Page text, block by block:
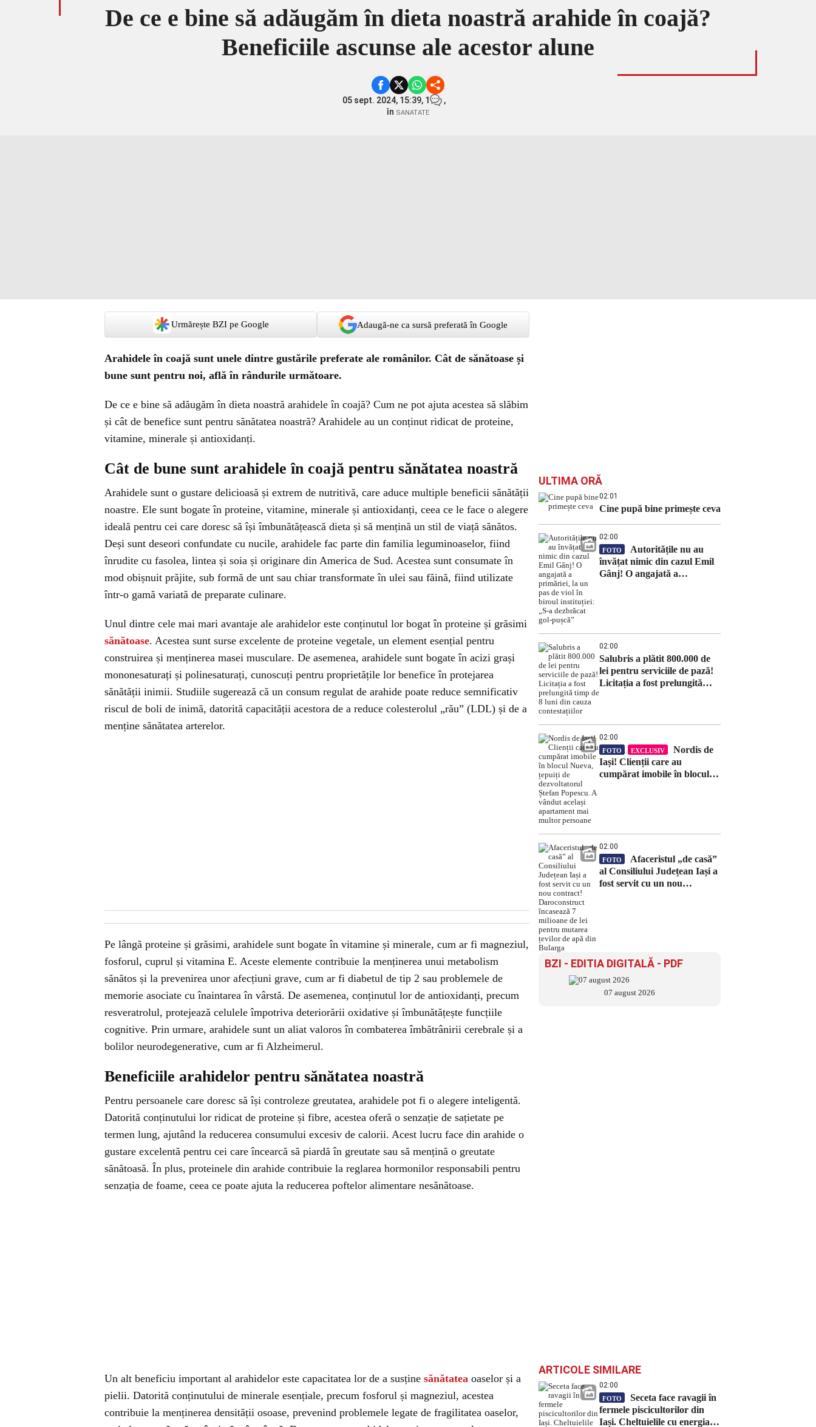
De ce e bine să adăugăm în dieta noastră arahide în coajă?
Beneficiile ascunse ale acestor alune
05 sept. 2024, 15:39, 1
,
în SANATATE
Urmărește BZI pe Google Adaugă-ne ca sursă preferată în Google
Arahidele în coajă sunt unele dintre gustările preferate ale românilor. Cât de sănătoase și
bune sunt pentru noi, află în rândurile următoare.
De ce e bine să adăugăm în dieta noastră arahidele în coajă? Cum ne pot ajuta acestea să slăbim
și cât de benefice sunt pentru sănătatea noastră? Arahidele au un conținut ridicat de proteine,
vitamine, minerale și antioxidanți.
Cât de bune sunt arahidele în coajă pentru sănătatea noastră
Arahidele sunt o gustare delicioasă și extrem de nutritivă, care aduce multiple beneficii sănătății
noastre. Ele sunt bogate în proteine, vitamine, minerale și antioxidanți, ceea ce le face o alegere
ideală pentru cei care doresc să își îmbunătățească dieta și să mențină un stil de viață sănătos.
Deși sunt deseori confundate cu nucile, arahidele fac parte din familia leguminoaselor, fiind
înrudite cu fasolea, lintea și soia și originare din America de Sud. Acestea sunt consumate în
mod obișnuit prăjite, sub formă de unt sau chiar transformate în ulei sau făină, fiind utilizate
într-o gamă variată de preparate culinare.
Unul dintre cele mai mari avantaje ale arahidelor este conținutul lor bogat în proteine și grăsimi
sănătoase. Acestea sunt surse excelente de proteine vegetale, un element esențial pentru
construirea și menținerea masei musculare. De asemenea, arahidele sunt bogate în acizi grași
mononesaturați și polinesaturați, cunoscuți pentru proprietățile lor benefice în protejarea
sănătății inimii. Studiile sugerează că un consum regulat de arahide poate reduce semnificativ
riscul de boli de inimă, datorită capacității acestora de a reduce colesterolul „rău” (LDL) și de a
menține sănătatea arterelor.
Pe lângă proteine și grăsimi, arahidele sunt bogate în vitamine și minerale, cum ar fi magneziul,
fosforul, cuprul și vitamina E. Aceste elemente contribuie la menținerea unui metabolism
sănătos și la prevenirea unor afecțiuni grave, cum ar fi diabetul de tip 2 sau problemele de
memorie asociate cu înaintarea în vârstă. De asemenea, conținutul lor de antioxidanți, precum
resveratrolul, protejează celulele împotriva deteriorării oxidative și îmbunătățește funcțiile
cognitive. Prin urmare, arahidele sunt un aliat valoros în combaterea îmbătrânirii cerebrale și a
bolilor neurodegenerative, cum ar fi Alzheimerul.
Beneficiile arahidelor pentru sănătatea noastră
Pentru persoanele care doresc să își controleze greutatea, arahidele pot fi o alegere inteligentă.
Datorită conținutului lor ridicat de proteine și fibre, acestea oferă o senzație de sațietate pe
termen lung, ajutând la reducerea consumului excesiv de calorii. Acest lucru face din arahide o
gustare excelentă pentru cei care încearcă să piardă în greutate sau să mențină o greutate
sănătoasă. În plus, proteinele din arahide contribuie la reglarea hormonilor responsabili pentru
senzația de foame, ceea ce poate ajuta la reducerea poftelor alimentare nesănătoase.
Un alt beneficiu important al arahidelor este capacitatea lor de a susține sănătatea oaselor și a
pielii. Datorită conținutului de minerale esențiale, precum fosforul și magneziul, acestea
contribuie la menținerea densității osoase, prevenind problemele legate de fragilitatea oaselor,
ULTIMA ORĂ
02:01
Cine pupă bine primește ceva
02:00
FOTO
Autoritățile nu au
învățat nimic din cazul Emil
Gânj! O angajată a
02:00
Salubris a plătit 800.000 de
lei pentru serviciile de pază!
Licitația a fost prelungită
02:00
FOTO EXCLUSIV
Nordis de
Iași! Clienții care au
cumpărat imobile în blocul
02:00
FOTO
Afaceristul „de casă”
al Consiliului Județean Iași a
fost servit cu un nou
BZI - EDITIA DIGITALĂ - PDF
07 august 2026
ARTICOLE SIMILARE
02:00
FOTO
Seceta face ravagii în
fermele piscicultorilor din
Iași. Cheltuielile cu energia